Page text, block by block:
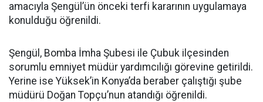
amacıyla Şengül’ün önceki terfi kararının uygulamaya
konulduğu öğrenildi.
Şengül, Bomba İmha Şubesi ile Çubuk ilçesinden
sorumlu emniyet müdür yardımcılığı görevine getirildi.
Yerine ise Yüksek’in Konya’da beraber çalıştığı şube
müdürü Doğan Topçu’nun atandığı öğrenildi.